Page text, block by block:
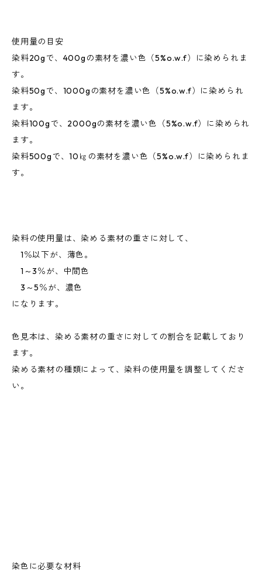
使用量の目安
染料20gで、400gの素材を濃い色（5%o.w.f）に染められま
す。
染料50gで、1000gの素材を濃い色（5%o.w.f）に染められ
ます。
染料100gで、2000gの素材を濃い色（5%o.w.f）に染められ
ます。
染料500gで、10㎏の素材を濃い色（5%o.w.f）に染められま
す。
染料の使用量は、染める素材の重さに対して、
1％以下が、薄色。
1～3％が、中間色
3～5％が、濃色
になります。
色見本は、染める素材の重さに対しての割合を記載しており
ます。
染める素材の種類によって、染料の使用量を調整してくださ
い。
染色に必要な材料